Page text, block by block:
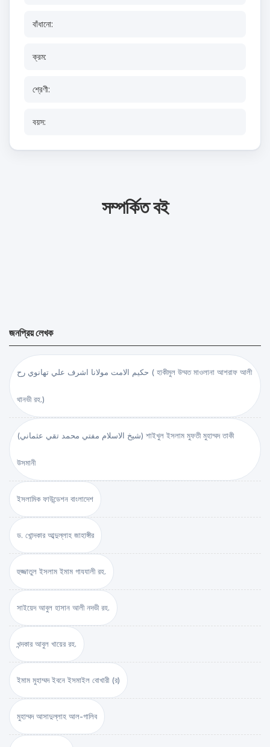
বাঁধানো:
ক্রম:
শ্রেণী:
বয়স:
সম্পর্কিত বই
জনপ্রিয় লেখক
حكيم الامت مولانا اشرف علي تهانوي رح ( হাকীমুল উম্মত মাওলানা আশরাফ আলী
থানভী রহ.)
(شيخ الاسلام مفتي محمد تقي عثماني) শাইখুল ইসলাম মুফতী মুহাম্মদ তাকী
উসমানী
ইসলামিক ফাউন্ডেশন বাংলাদেশ
ড. খোন্দকার আব্দুল্লাহ জাহাঙ্গীর
হুজ্জাতুল ইসলাম ইমাম গাযযালী রহ.
সাইয়েদ আবুল হাসান আলী নদভী রহ.
খন্দকার আবুল খায়ের রহ.
ইমাম মুহাম্মদ ইবনে ইসমাইল বোখারী (র)
মুহাম্মদ আসাদুল্লাহ আল-গালিব